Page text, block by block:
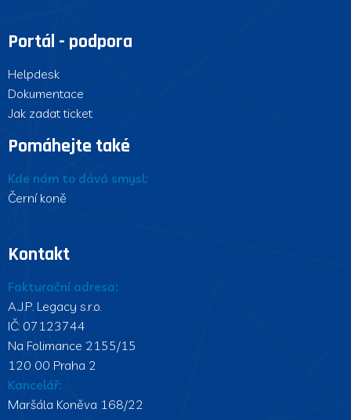
Portál - podpora
Helpdesk
Dokumentace
Jak zadat ticket
Pomáhejte také
Kde nám to dává smysl:
Černí koně
Kontakt
Fakturační adresa:
A.J.P. Legacy s.r.o.
IČ: 07123744
Na Folimance 2155/15
120 00 Praha 2
Kancelář:
Maršála Koněva 168/22